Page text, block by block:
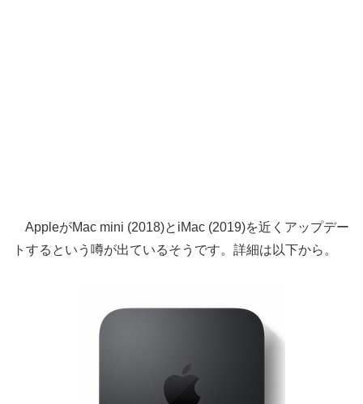
AppleがMac mini (2018)とiMac (2019)を近くアップデー
トするという噂が出ているそうです。詳細は以下から。